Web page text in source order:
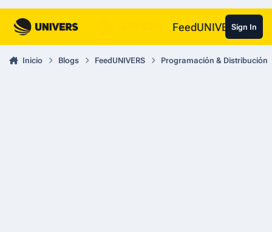
FeedUNIVERSSign In
Inicio Blogs FeedUNIVERS Programación & Distribución